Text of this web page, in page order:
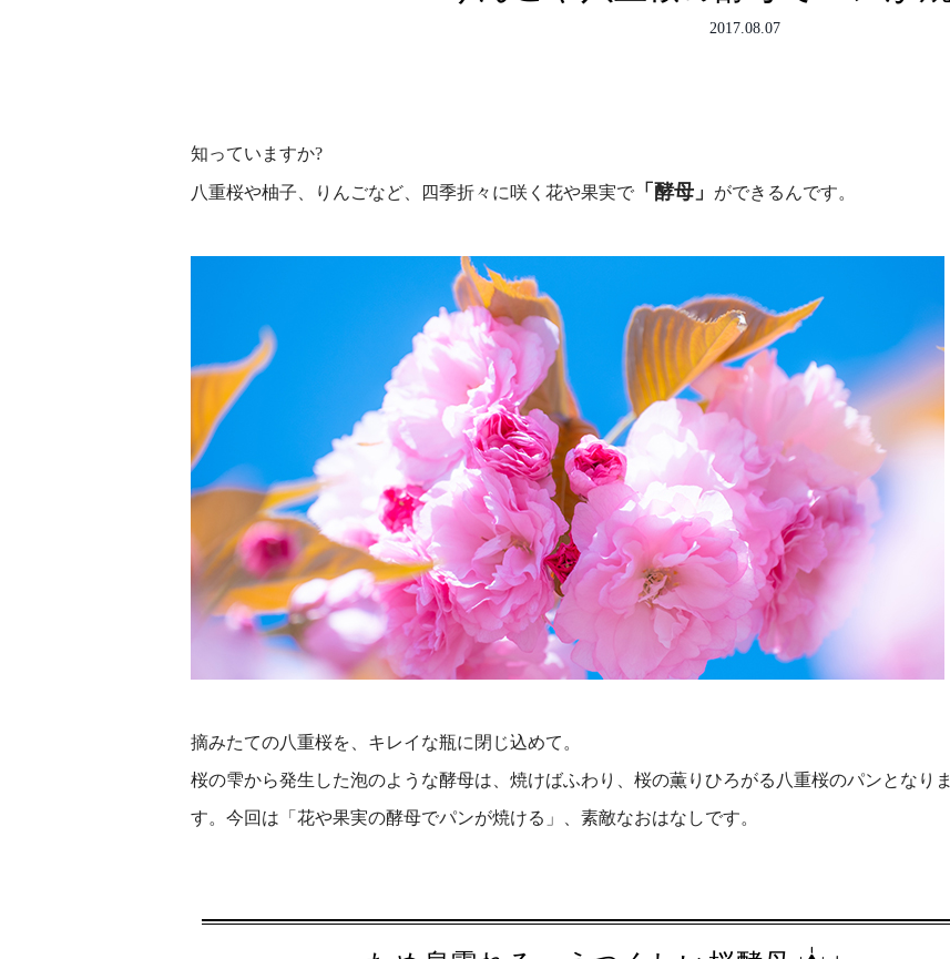
2017.08.07
知っていますか?
八重桜や柚子、りんごなど、四季折々に咲く花や果実で 「酵母」 ができるんです。
摘みたての八重桜を、キレイな瓶に閉じ込めて。
桜の雫から発生した泡のような酵母は、焼けばふわり、桜の薫りひろがる八重桜のパンとなりま
す。今回は「花や果実の酵母でパンが焼ける」、素敵なおはなしです。